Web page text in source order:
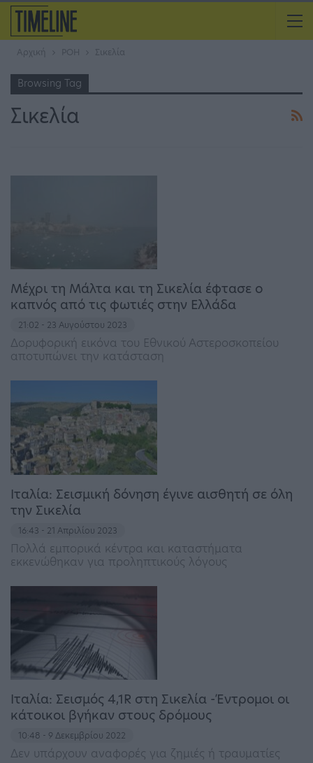
Αρχική ΡΟΗ Σικελία
Browsing Tag
Σικελία
Μέχρι τη Μάλτα και τη Σικελία έφτασε ο
καπνός από τις φωτιές στην Ελλάδα
21:02 - 23 Αυγούστου 2023
Δορυφορική εικόνα του Εθνικού Αστεροσκοπείου
αποτυπώνει την κατάσταση
Ιταλία: Σεισμική δόνηση έγινε αισθητή σε όλη
την Σικελία
16:43 - 21 Απριλίου 2023
Πολλά εμπορικά κέντρα και καταστήματα
εκκενώθηκαν για προληπτικούς λόγους
Ιταλία: Σεισμός 4,1R στη Σικελία -Έντρομοι οι
κάτοικοι βγήκαν στους δρόμους
10:48 - 9 Δεκεμβρίου 2022
Δεν υπάρχουν αναφορές για ζημιές ή τραυματίες